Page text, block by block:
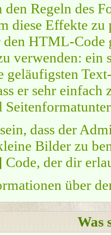
Regeln des
diese Effekte
HTML-Code
verwenden: ein
geläufigsten
er sehr
dass der
Bilder zu
Code, der dir
über
Was